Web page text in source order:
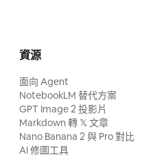
資源
面向 Agent
NotebookLM 替代方案
GPT Image 2 投影片
Markdown 轉 𝕏 文章
Nano Banana 2 與 Pro 對比
AI 修圖工具